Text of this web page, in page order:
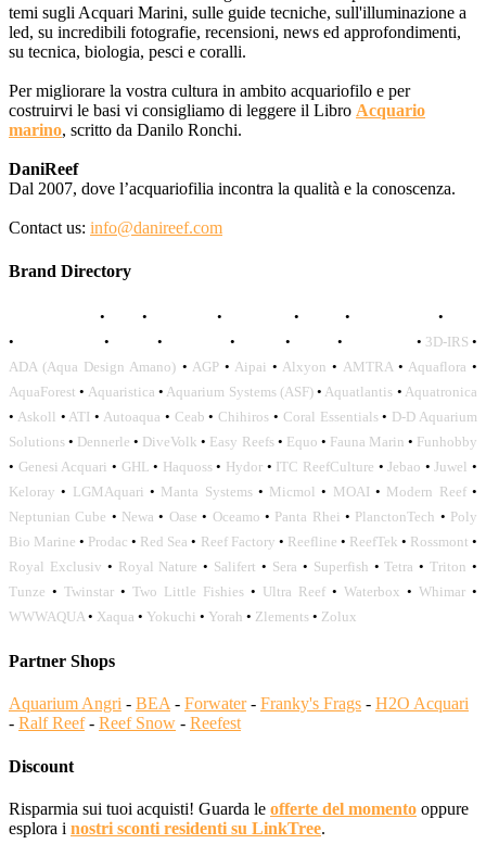
temi sugli Acquari Marini, sulle guide tecniche, sull'illuminazione a
led, su incredibili fotografie, recensioni, news ed approfondimenti,
su tecnica, biologia, pesci e coralli.
Per migliorare la vostra cultura in ambito acquariofilo e per
costruirvi le basi vi consigliamo di leggere il Libro Acquario
marino, scritto da Danilo Ronchi.
DaniReef
Dal 2007, dove l’acquariofilia incontra la qualità e la conoscenza.
Contact us: info@danireef.com
Brand Directory
• • • • • •
•
• • • • • • 3D-IRS •
ADA (Aqua Design Amano) • AGP• Aipai • Alxyon • AMTRA• Aquaflora •
AquaForest • Aquaristica • Aquarium Systems (ASF)• Aquatlantis • Aquatronica
• Askoll • ATI • Autoaqua • Ceab • Chihiros • Coral Essentials• D-D Aquarium
Solutions • Dennerle • DiveVolk • Easy Reefs• Equo • Fauna Marin • Funhobby
• Genesi Acquari • GHL • Haquoss• Hydor • ITC ReefCulture •Jebao •Juwel •
Keloray • LGMAquari • Manta Systems• Micmol • MOAI • Modern Reef•
Neptunian Cube • Newa • Oase • Oceamo • Panta Rhei • PlanctonTech • Poly
Bio Marine • Prodac • Red Sea • Reef Factory • Reefline • ReefTek • Rossmont •
Royal Exclusiv • Royal Nature • Salifert • Sera • Superfish •Tetra •Triton •
Tunze • Twinstar • Two Little Fishies • Ultra Reef • Waterbox • Whimar •
WWWAQUA • Xaqua • Yokuchi • Yorah • Zlements • Zolux
Partner Shops
Aquarium Angri - BEA - Forwater- Franky's Frags - H2O Acquari
- Ralf Reef- Reef Snow - Reefest
Discount
Risparmia sui tuoi acquisti! Guarda le offerte del momento oppure
esplora i nostri sconti residenti su LinkTree.